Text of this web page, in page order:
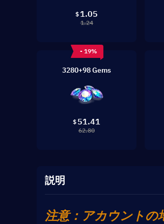
$ 1.05
1.24
- 19%
3280+98 Gems
$ 51.41
62.80
説明
注意：アカウントの